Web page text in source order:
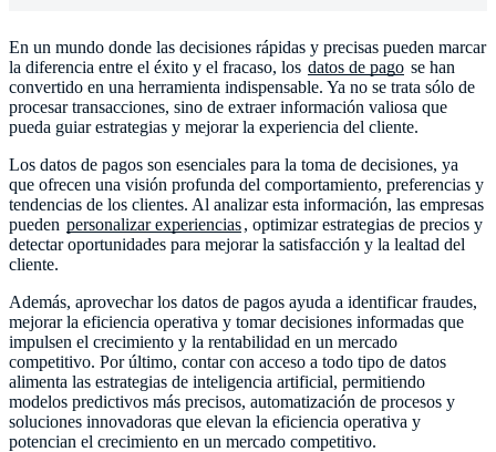
En un mundo donde las decisiones rápidas y precisas pueden marcar
la diferencia entre el éxito y el fracaso, los datos de pago se han
convertido en una herramienta indispensable. Ya no se trata sólo de
procesar transacciones, sino de extraer información valiosa que
pueda guiar estrategias y mejorar la experiencia del cliente.
Los datos de pagos son esenciales para la toma de decisiones, ya
que ofrecen una visión profunda del comportamiento, preferencias y
tendencias de los clientes. Al analizar esta información, las empresas
pueden personalizar experiencias, optimizar estrategias de precios y
detectar oportunidades para mejorar la satisfacción y la lealtad del
cliente.
Además, aprovechar los datos de pagos ayuda a identificar fraudes,
mejorar la eficiencia operativa y tomar decisiones informadas que
impulsen el crecimiento y la rentabilidad en un mercado
competitivo. Por último, contar con acceso a todo tipo de datos
alimenta las estrategias de inteligencia artificial, permitiendo
modelos predictivos más precisos, automatización de procesos y
soluciones innovadoras que elevan la eficiencia operativa y
potencian el crecimiento en un mercado competitivo.